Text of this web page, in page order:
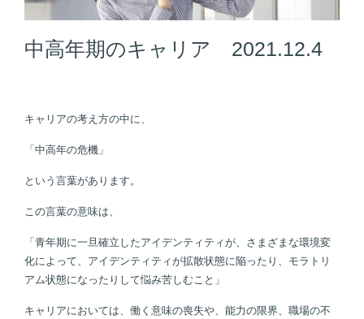
中高年期のキャリア 2021.12.4
キャリアの考え方の中に、
「中高年の危機」
という言葉があります。
この言葉の意味は、
「青年期に一旦確立したアイデンティティが、さまざまな環境変
化によって、アイデンティティが拡散状態に陥ったり、モラトリ
アム状態になったりして悩み苦しむこと」
キャリアにおいては、働く意味の喪失や、能力の限界、職場の不